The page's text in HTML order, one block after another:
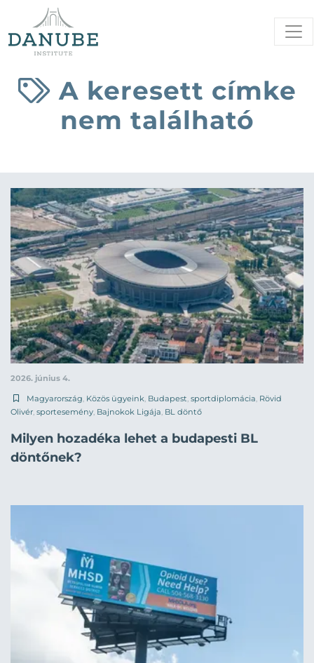
A keresett címke
nem található
2026. június 4.
Magyarország Közös ügyeink Budapest sportdiplomácia Rövid
Olivér sportesemény Bajnokok Ligája BL döntő
Milyen hozadéka lehet a budapesti BL
döntőnek?